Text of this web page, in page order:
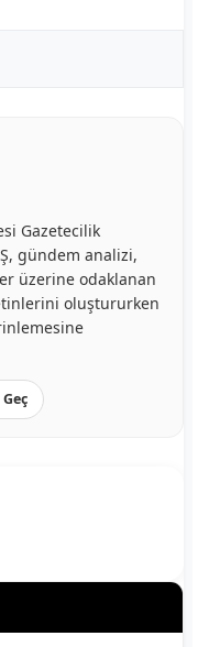
Gazetecilik
gündem analizi,
üzerine odaklanan
oluştururken